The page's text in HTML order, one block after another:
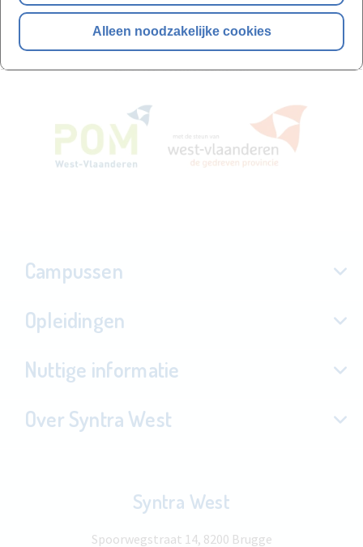
Alleen noodzakelijke cookies
Campussen
Opleidingen
Nuttige informatie
Over Syntra West
Syntra West
Spoorwegstraat 14, 8200 Brugge